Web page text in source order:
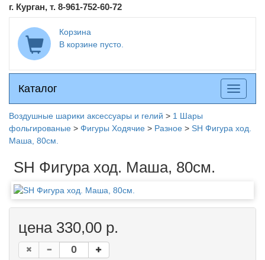
г. Курган, т. 8-961-752-60-72
Корзина
В корзине пусто.
Каталог
Каталог
меню
Воздушные шарики аксессуары и гелий > 1 Шары
фольгированые > Фигуры Ходячие > Разное > SH Фигура ход.
Маша, 80см.
SH Фигура ход. Маша, 80см.
цена 330,00 р.